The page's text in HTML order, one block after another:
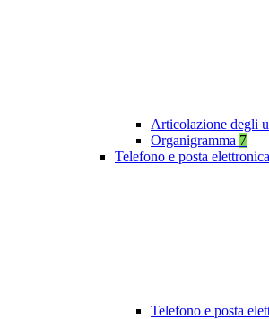
Articolazione degli
Organigramma 7
Telefono e posta elettronica
Telefono e posta